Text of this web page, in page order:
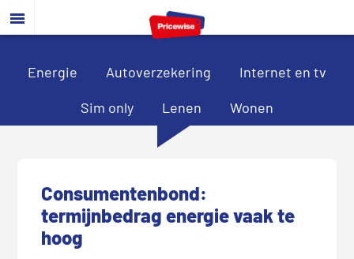
Door
naar
hoofd
Spring
naar
eerste
Spring
naar
voettekst
Energie Autoverzekering Internet en tv
Sim only Lenen Wonen
Consumentenbond:
termijnbedrag energie vaak te
hoog